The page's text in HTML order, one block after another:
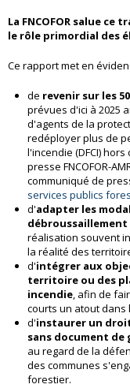
La FNCOFOR salue
le rôle primordial des
Ce rapport met en
de revenir sur les
prévues d'ici à 2025
d'agents de la
redéployer plus de
l'incendie (DFCI)
presse FNCOFOR-
communiqué de
services publics
d'adapter les
débroussaillement
réalisation souvent
la réalité des
d'intégrer aux
territoire ou des
incendie, afin de
courts un atout dans
d'instaurer un
sans document
au regard de la
des communes
forestier.